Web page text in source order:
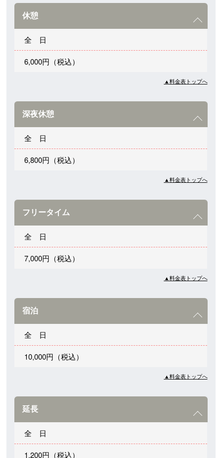
休憩
全 日
6,000円（税込）
▲料金表トップへ
深夜休憩
全 日
6,800円（税込）
▲料金表トップへ
フリータイム
全 日
7,000円（税込）
▲料金表トップへ
宿泊
全 日
10,000円（税込）
▲料金表トップへ
延長
全 日
1,200円（税込）